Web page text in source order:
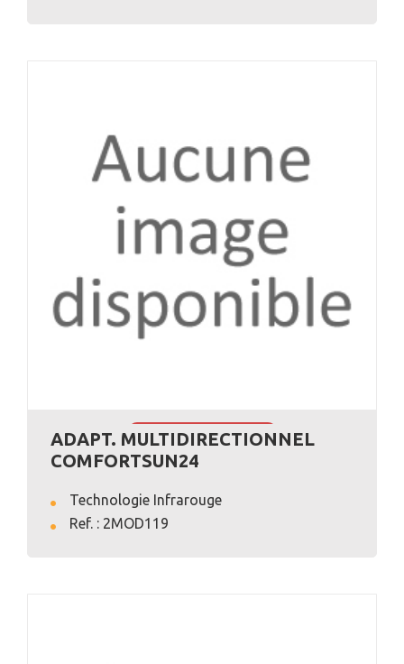
VOIR L'ANNONCE
ADAPT. MULTIDIRECTIONNEL
COMFORTSUN24
Technologie Infrarouge
Ref. : 2MOD119